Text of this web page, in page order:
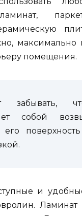
помещения.
забывать,
собой
его
и